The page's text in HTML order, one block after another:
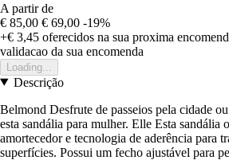
A partir de
€ 85,00 € 69,00 -19%
+€ 3,45 oferecidos na sua proxima
validacao da sua encomenda
Loading...
Descrição
Belmond Desfrute de passeios pela cidade
esta sandália para mulher. Elle Esta sandália
amortecedor e tecnologia de aderência para
superfícies. Possui um fecho ajustável para